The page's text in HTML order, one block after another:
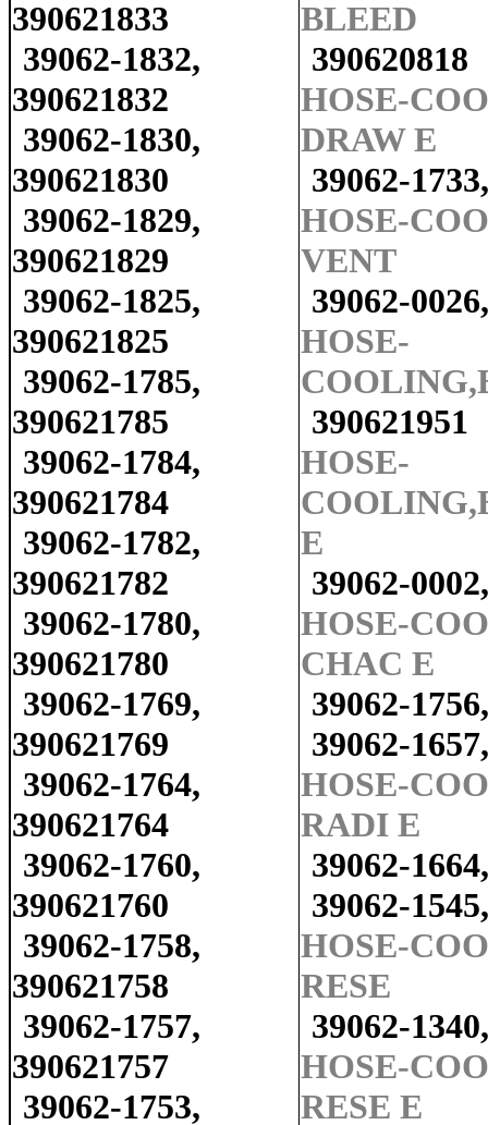
390621833
39062-1832,
390621832
39062-1830,
390621830
39062-1829,
390621829
39062-1825,
390621825
39062-1785,
390621785
39062-1784,
390621784
39062-1782,
390621782
39062-1780,
390621780
39062-1769,
390621769
39062-1764,
390621764
39062-1760,
390621760
39062-1758,
390621758
39062-1757,
390621757
39062-1753,
BLEED
390620818
HOSE-
DRAW E
39062-
HOSE-
VENT
39062-
HOSE-
390621951
HOSE-
E
39062-
HOSE-
CHAC E
39062-
39062-
HOSE-
RADI E
39062-
39062-
HOSE-
RESE
39062-
HOSE-
RESE E